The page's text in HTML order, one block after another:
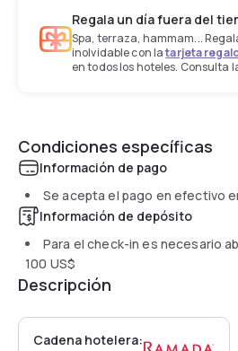
Regala un día fuera del
Spa, terraza, hammam...
inolvidable con latarjeta
en todos los hoteles. Consulta
Condiciones específicas
Información de pago
Se acepta el pago en efectivo
Información de depósito
Para el check-in es necesario
100 US$
Descripción
Cadena hotelera: